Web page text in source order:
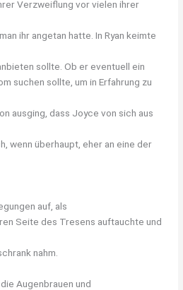
Verzweiflung vor vielen ihrer
ihr angetan hatte. In Ryan keimte
sollte. Ob er eventuell ein
suchen sollte, um in Erfahrung zu
ausging, dass Joyce von sich aus
wenn überhaupt, eher an eine der
auf, als
Seite des Tresens auftauchte und
nahm.
Augenbrauen und